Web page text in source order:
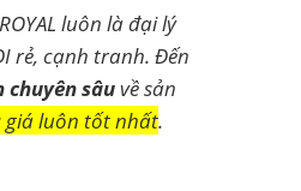
luôn là đại lý
rẻ, cạnh tranh. Đến
chuyên sâuvề sản
giá luôn tốt nhất.